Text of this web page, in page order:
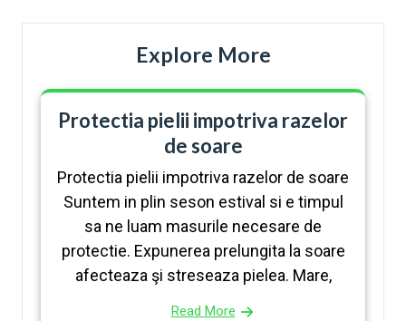
Explore More
Protectia pielii impotriva razelor
de soare
Protectia pielii impotriva razelor de soare
Suntem in plin seson estival si e timpul
sa ne luam masurile necesare de
protectie. Expunerea prelungita la soare
afecteaza şi streseaza pielea. Mare,
Read More